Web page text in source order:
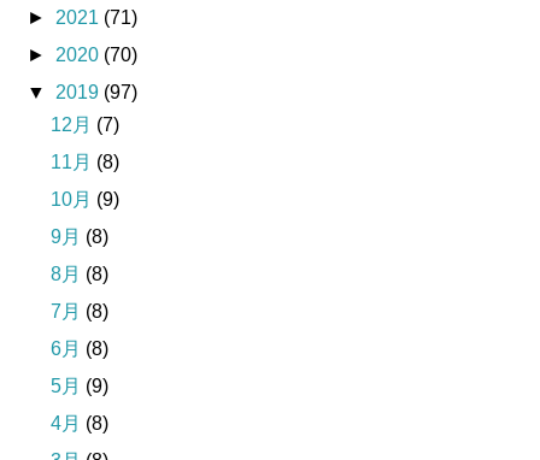
► 2021 (71)
► 2020 (70)
▼ 2019 (97)
12月 (7)
11月 (8)
10月 (9)
9月 (8)
8月 (8)
7月 (8)
6月 (8)
5月 (9)
4月 (8)